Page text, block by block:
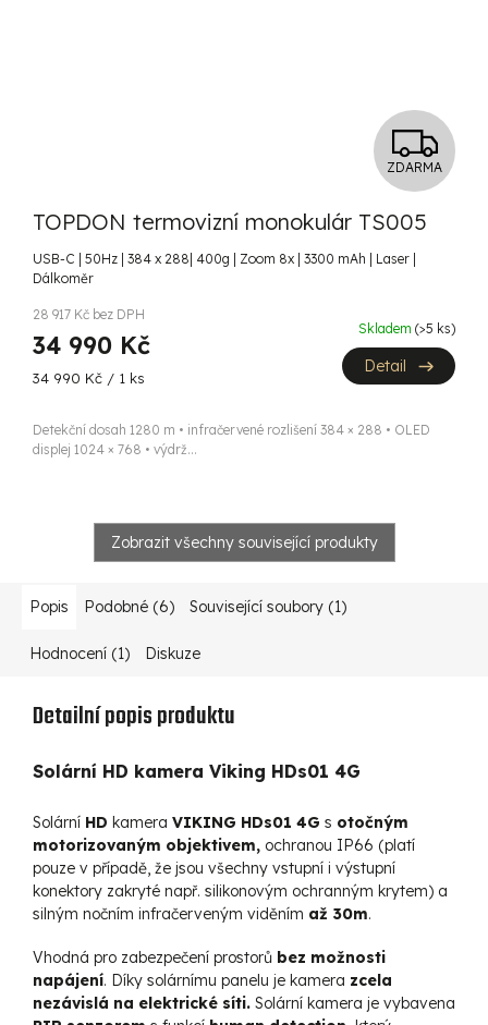
Z
D
M
A
ZDARMA
TOPDON termovizní monokulár TS005
USB-C | 50Hz | 384 x 288| 400g | Zoom 8x | 3300 mAh | Laser |
Dálkoměr
28 917 Kč bez DPH
34 990 Kč
Měrná
34 990 Kč / 1 ks
Skladem (>5 ks)
Detail
Detekční dosah 1280 m • infračervené rozlišení 384 × 288 • OLED
displej 1024 × 768 • výdrž...
Zobrazit všechny související produkty
Popis Podobné (6) Související soubory (1)
Hodnocení (1) Diskuze
Detailní popis produktu
Solární HD kamera Viking HDs01 4G
Solární HD kamera VIKING HDs01 4G s otočným
motorizovaným objektivem, ochranou IP66 (platí
pouze v případě, že jsou všechny vstupní i výstupní
konektory zakryté např. silikonovým ochranným krytem) a
silným nočním infračerveným viděním až 30m.
Vhodná pro zabezpečení prostorů bez možnosti
napájení. Díky solárnímu panelu je kamera zcela
nezávislá na elektrické síti. Solární kamera je vybavena